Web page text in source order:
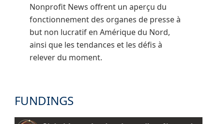
Nonprofit News offrent un aperçu du
fonctionnement des organes de presse à
but non lucratif en Amérique du Nord,
ainsi que les tendances et les défis à
relever du moment.
FUNDINGS